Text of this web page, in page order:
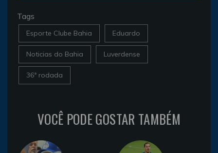
Tags
Esporte Clube Bahia Eduardo
Noticias do Bahia Luverdense
36ª rodada
VOCÊ PODE GOSTAR TAMBÉM